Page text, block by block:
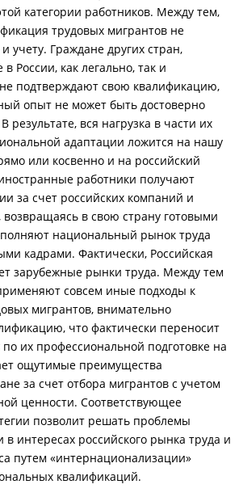
категории работников. Между тем,
трудовых мигрантов не
учету. Граждане других стран,
России, как легально, так и
подтверждают свою квалификацию,
опыт не может быть достоверно
результате, вся нагрузка в части их
адаптации ложится на нашу
или косвенно и на российский
работники получают
за счет российских компаний и
возвращаясь в свою страну готовыми
национальный рынок труда
кадрами. Фактически, Российская
зарубежные рынки труда. Между тем
совсем иные подходы к
мигрантов, внимательно
что фактически переносит
их профессиональной подготовке на
ощутимые преимущества
за счет отбора мигрантов с учетом
ценности. Соответствующее
позволит решать проблемы
интересах российского рынка труда и
путем «интернационализации»
квалификаций.